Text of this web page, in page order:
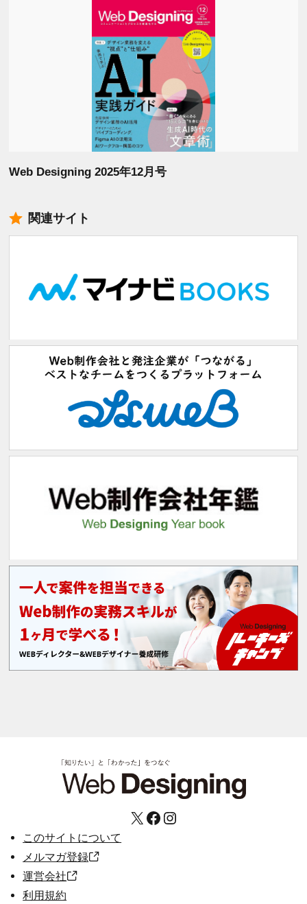
Web Designing 2025年12月号
関連サイト
X Facebook Instagram
このサイトについて
メルマガ登録
運営会社
利用規約